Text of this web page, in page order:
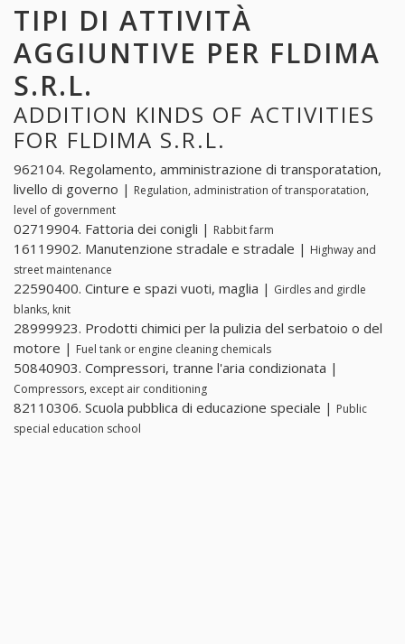
TIPI DI ATTIVITÀ
AGGIUNTIVE PER FLDIMA
S.R.L.
ADDITION KINDS OF ACTIVITIES
FOR FLDIMA S.R.L.
962104. Regolamento, amministrazione di transporatation,
livello di governo | Regulation, administration of transporatation,
level of government
02719904. Fattoria dei conigli | Rabbit farm
16119902. Manutenzione stradale e stradale | Highway and
street maintenance
22590400. Cinture e spazi vuoti, maglia | Girdles and girdle
blanks, knit
28999923. Prodotti chimici per la pulizia del serbatoio o del
motore | Fuel tank or engine cleaning chemicals
50840903. Compressori, tranne l'aria condizionata |
Compressors, except air conditioning
82110306. Scuola pubblica di educazione speciale | Public
special education school